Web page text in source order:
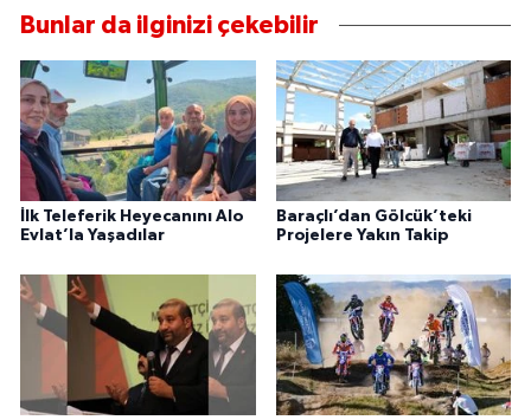
Bunlar da ilginizi çekebilir
İlk Teleferik Heyecanını Alo
Evlat’la Yaşadılar
Baraçlı’dan Gölcük’teki
Projelere Yakın Takip